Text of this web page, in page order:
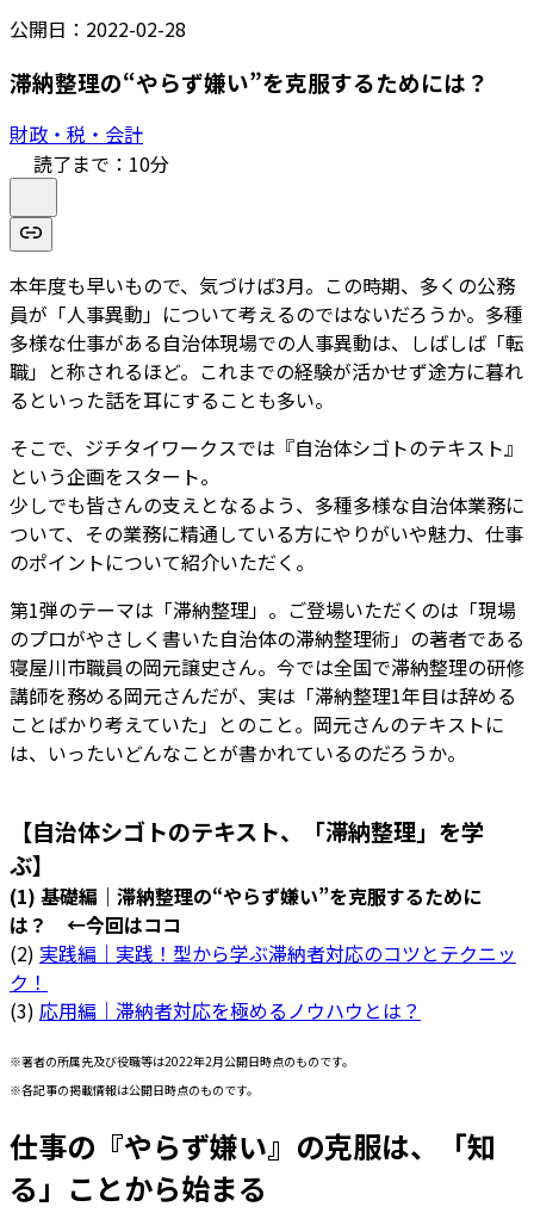
公開日： 2022-02-28
滞納整理の“やらず嫌い”を克服するためには？
財政・税・会計
読了まで： 10分
本年度も早いもので、気づけば3月。この時期、多くの公務
員が「人事異動」について考えるのではないだろうか。多種
多様な仕事がある自治体現場での人事異動は、しばしば「転
職」と称されるほど。これまでの経験が活かせず途方に暮れ
るといった話を耳にすることも多い。
そこで、ジチタイワークスでは『自治体シゴトのテキスト』
という企画をスタート。
少しでも皆さんの支えとなるよう、多種多様な自治体業務に
ついて、その業務に精通している方にやりがいや魅力、仕事
のポイントについて紹介いただく。
第1弾のテーマは「滞納整理」。ご登場いただくのは「現場
のプロがやさしく書いた自治体の滞納整理術」の著者である
寝屋川市職員の岡元譲史さん。今では全国で滞納整理の研修
講師を務める岡元さんだが、実は「滞納整理1年目は辞める
ことばかり考えていた」とのこと。岡元さんのテキストに
は、いったいどんなことが書かれているのだろうか。
【自治体シゴトのテキスト、「滞納整理」を学
ぶ】
(1) 基礎編｜滞納整理の“やらず嫌い”を克服するために
は？ ←今回はココ
(2) 実践編｜実践！型から学ぶ滞納者対応のコツとテクニッ
ク！
(3) 応用編｜滞納者対応を極めるノウハウとは？
※著者の所属先及び役職等は2022年2月公開日時点のものです。
※各記事の掲載情報は公開日時点のものです。
仕事の『やらず嫌い』の克服は、「知
る」ことから始まる